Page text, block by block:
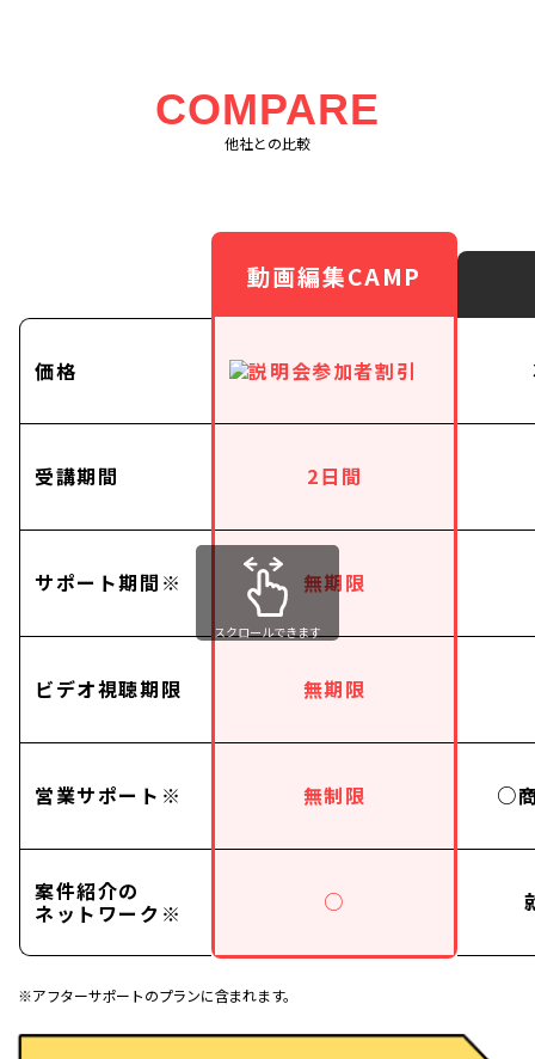
COMPARE
他社との比較
価格
受講期間
サポート期間※
ビデオ視聴期限
営業サポート※
案件紹介の
ネットワーク※
動画編集CAMP
2日間
無期限
無期限
無制限
○
○
スクロールできます
※アフターサポートのプランに含まれます。